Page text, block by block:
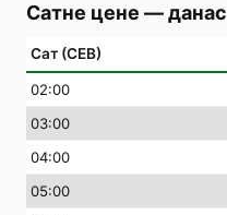
Сатне цене — данас
Сат (СЕВ)
02:00
03:00
04:00
05:00